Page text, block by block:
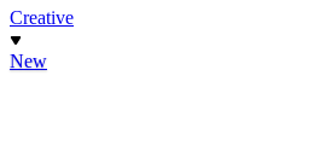
Creative
New